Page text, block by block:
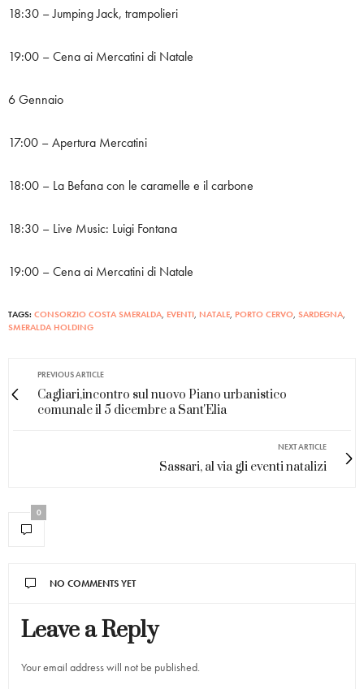
18:30 – Jumping Jack, trampolieri
19:00 – Cena ai Mercatini di Natale
6 Gennaio
17:00 – Apertura Mercatini
18:00 – La Befana con le caramelle e il carbone
18:30 – Live Music: Luigi Fontana
19:00 – Cena ai Mercatini di Natale
TAGS: CONSORZIO COSTA SMERALDA EVENTI NATALE PORTO CERVO SARDEGNA
SMERALDA HOLDING
PREVIOUS ARTICLE
Cagliari,incontro sul nuovo Piano urbanistico
comunale il 5 dicembre a Sant'Elia
NEXT ARTICLE
Sassari, al via gli eventi natalizi
0
NO COMMENTS YET
Leave a Reply
Your email address will not be published.